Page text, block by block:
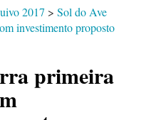
2017 > Sol do Ave
investimento proposto
primeira